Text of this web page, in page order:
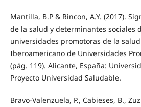
Mantilla, B.P & Rincon, A.Y. (2017).
de la salud y determinantes sociales
universidades promotoras de la
Iberoamericano de Universidades
(pág. 119). Alicante, España:
Proyecto Universidad Saludable.
Bravo-Valenzuela, P., Cabieses, B.,